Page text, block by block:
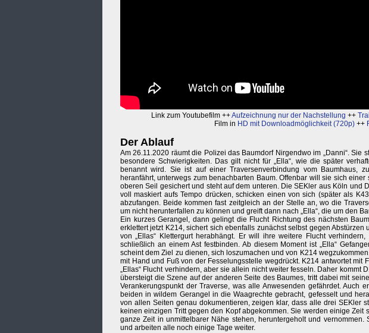
Link zum Youtubefilm ++Aufzeichnung nur der Nachstellung ++
Film in HD mit Downloadmöglichkeit (720p) ++
Der Ablauf
Am 26.11.2020 räumt die Polizei das Baumdorf Nirgendwo im „Danni“. Sie
besondere Schwierigkeiten. Das gilt nicht für „Ella“, wie die später
benannt wird. Sie ist auf einer Traversenverbindung vom Baumhaus,
heranfährt, unterwegs zum benachbarten Baum. Offenbar will sie sich
oberen Seil gesichert und steht auf dem unteren. Die SEKler aus Köln und
voll maskiert aufs Tempo drücken, schicken einen von sich (später als
abzufangen. Beide kommen fast zeitgleich an der Stelle an, wo die
um nicht herunterfallen zu können und greift dann nach „Ella“, die um den
Ein kurzes Gerangel, dann gelingt die Flucht Richtung des nächsten
erklettert jetzt K214, sichert sich ebenfalls zunächst selbst gegen
von „Ellas“ Klettergurt herabhängt. Er will ihre weitere Flucht
schließlich an einem Ast festbinden. Ab diesem Moment ist „Ella“
scheint dem Ziel zu dienen, sich loszumachen und von K214
mit Hand und Fuß von der Fesselungsstelle wegdrückt. K214 antwortet mit
„Ellas“ Flucht verhindern, aber sie allein nicht weiter fesseln. Daher kommt
übersteigt die Szene auf der anderen Seite des Baumes, tritt dabei mit
Verankerungspunkt der Traverse, was alle Anwesenden gefährdet. Auch
beiden in wildem Gerangel in die Waagrechte gebracht, gefesselt und
von allen Seiten genau dokumentieren, zeigen klar, dass alle drei SEKler
keinen einzigen Tritt gegen den Kopf abgekommen. Sie werden einige
ganze Zeit in unmittelbarer Nähe stehen, heruntergeholt und
und arbeiten alle noch einige Tage weiter.